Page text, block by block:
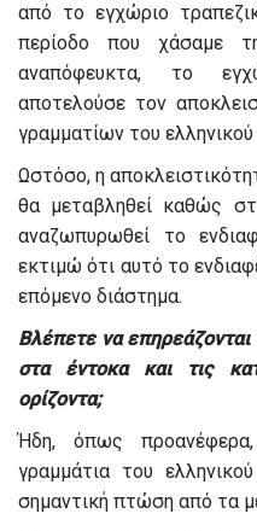
από το εγχώριο
περίοδο που χάσαμε
αναπόφευκτα, το
αποτελούσε τον
γραμματίων του ελληνικού
Ωστόσο, η
θα μεταβληθεί καθώς
αναζωπυρωθεί το
εκτιμώ ότι αυτό το
επόμενο διάστημα.
Βλέπετε να
στα έντοκα και τις
ορίζοντα;
Ήδη, όπως
γραμμάτια του
σημαντική πτώση από τα